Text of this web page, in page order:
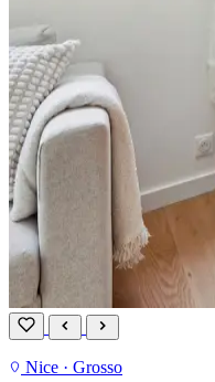
Nice · Grosso